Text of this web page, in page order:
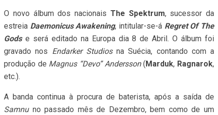
O novo álbum dos nacionais The Spektrum, sucessor da
estreia Daemonicus Awakening, intitular-se-á Regret Of The
Godse será editado na Europa dia 8 de Abril. O álbum foi
gravado nos Endarker Studiosna Suécia, contando com a
produção de Magnus “Devo” Andersson( Marduk, Ragnarok,
etc.).
A banda continua à procura de baterista, após a saída de
Samnuno passado mês de Dezembro, bem como de um